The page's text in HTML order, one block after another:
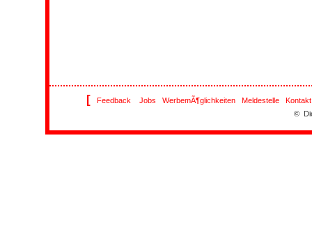
[ Feedback Jobs WerbemÃ¶glichkeiten Meldestelle
Kontakt
©